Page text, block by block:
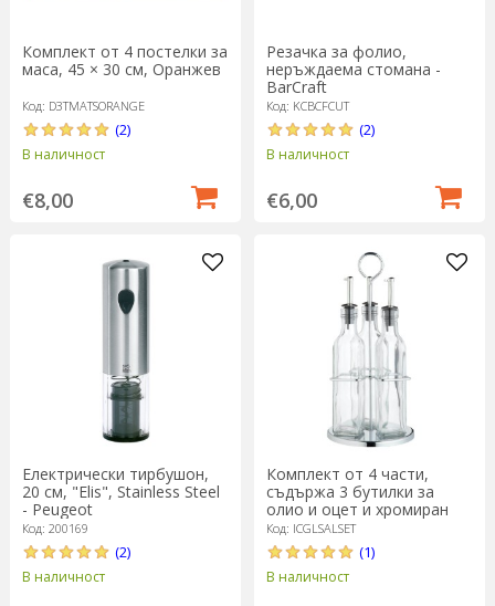
Комплект от 4 постелки за
маса, 45 × 30 см, Оранжев
Код: D3TMATSORANGE
(2)
В наличност
€8,00
Резачка за фолио,
неръждаема стомана -
BarCraft
Код: KCBCFCUT
(2)
В наличност
€6,00
Електрически тирбушон,
20 см, "Elis", Stainless Steel
- Peugeot
Код: 200169
(2)
В наличност
Комплект от 4 части,
съдържа 3 бутилки за
олио и оцет и хромиран
държач – произведен от
Kitchen Craft
Код: ICGLSALSET
(1)
В наличност